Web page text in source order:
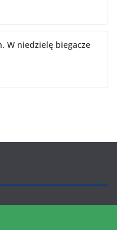
W niedzielę biegacze